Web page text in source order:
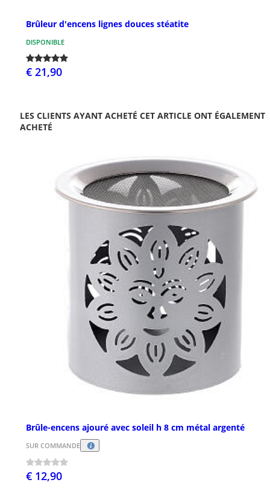
Brûleur d'encens lignes douces stéatite
DISPONIBLE
€ 21,90
LES CLIENTS AYANT ACHETÉ CET ARTICLE ONT ÉGALEMENT
ACHETÉ
Brûle-encens ajouré avec soleil h 8 cm métal argenté
SUR COMMANDE
€ 12,90